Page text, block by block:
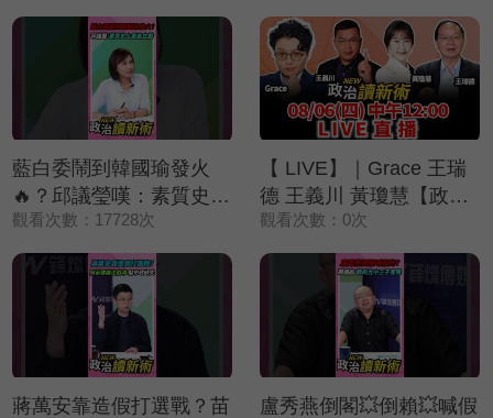
藍白委鬧到韓國瑜發火
🔥？邱議瑩嘆：素質史上
最差立委💢【政治讀新
術】精彩速看⚡20260803
觀看次數：17728次
【 LIVE】｜Grace 王瑞
德 王義川 黃瓊慧【政治
讀新術】完整版
20260806
觀看次數：0次
蔣萬安靠造假打選戰？苗
盧秀燕倒閣💥倒賴💥喊假